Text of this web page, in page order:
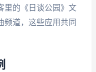
里的《日谈公园》文
频道，这些应用共同